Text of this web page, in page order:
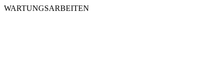
WARTUNGSARBEITEN